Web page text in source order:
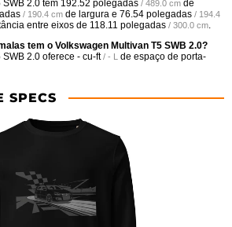
2.0 tem 192.52 polegadas / 489.0 cm de
/ 190.4 cm de largura e 76.54 polegadas / 194.4
entre eixos de 118.11 polegadas / 300.0 cm.
tem o Volkswagen Multivan T5 SWB 2.0?
2.0 oferece - cu-ft / - L de espaço de porta-
SPECS